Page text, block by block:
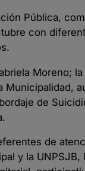
Pública,
con
Moreno;
Municipalidad,
de
de
y la UNPSJB,